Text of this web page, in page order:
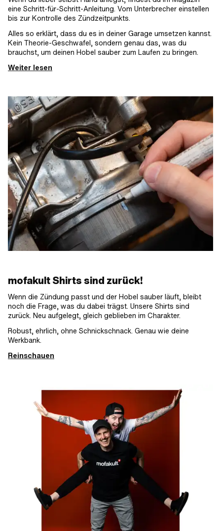
eine Schritt-für-Schritt-Anleitung. Vom Unterbrecher einstellen
bis zur Kontrolle des Zündzeitpunkts.
Alles so erklärt, dass du es in deiner Garage umsetzen kannst.
Kein Theorie-Geschwafel, sondern genau das, was du
brauchst, um deinen Hobel sauber zum Laufen zu bringen.
Weiter lesen
mofakult Shirts sind zurück!
Wenn die Zündung passt und der Hobel sauber läuft, bleibt
noch die Frage, was du dabei trägst. Unsere Shirts sind
zurück. Neu aufgelegt, gleich geblieben im Charakter.
Robust, ehrlich, ohne Schnickschnack. Genau wie deine
Werkbank.
Reinschauen